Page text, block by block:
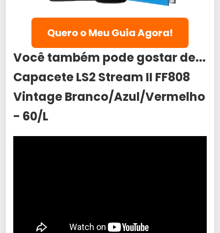
Quero o Meu Guia Agora!
Você também pode gostar de...
Capacete LS2 Stream II FF808
Vintage Branco/Azul/Vermelho
- 60/L